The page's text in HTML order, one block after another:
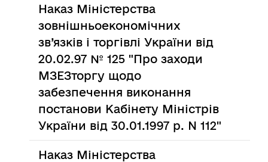
Наказ Міністерства
зовнішньоекономічних
зв’язків і торгівлі України від
20.02.97 № 125 "Про заходи
МЗЕЗторгу щодо
забезпечення виконання
постанови Кабінету Міністрів
України від 30.01.1997 р. N 112"
Наказ Міністерства